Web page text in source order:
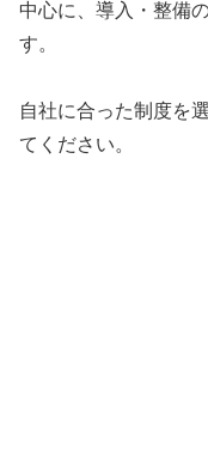
中心に、導入・整備
す。
自社に合った制度を
てください。